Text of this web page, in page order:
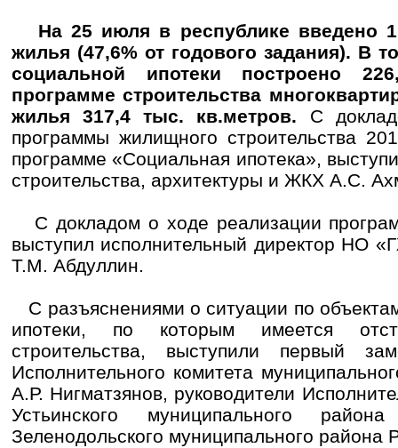
На 25 июля в республике введено
жилья (47,6% от годового задания). В
социальной ипотеки построено
программе строительства
жилья 317,4 тыс. кв.метров. С
программы жилищного строительства
программе «Социальная ипотека»,
строительства, архитектуры и ЖКХ А.С.
С докладом о ходе реализации
выступил исполнительный директор НО
Т.М. Абдуллин.
С разъяснениями о ситуации по
ипотеки, по которым имеется
строительства, выступили первый
Исполнительного комитета
А.Р. Нигматзянов, руководители
Устьинского муниципального
Зеленодольского муниципального района